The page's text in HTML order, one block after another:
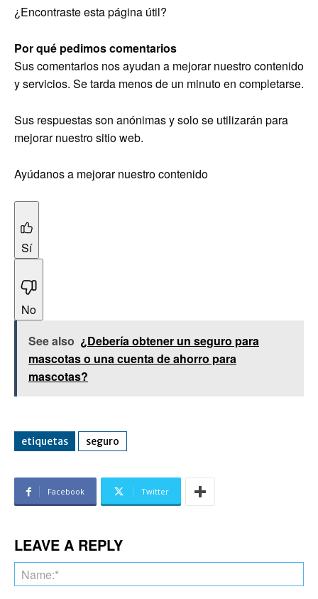
¿Encontraste esta página útil?
Por qué pedimos comentarios
Sus comentarios nos ayudan a mejorar nuestro contenido
y servicios. Se tarda menos de un minuto en completarse.
Sus respuestas son anónimas y solo se utilizarán para
mejorar nuestro sitio web.
Ayúdanos a mejorar nuestro contenido
Sí
No
See also ¿Debería obtener un seguro para
mascotas o una cuenta de ahorro para
mascotas?
etiquetas seguro
Facebook Twitter
LEAVE A REPLY